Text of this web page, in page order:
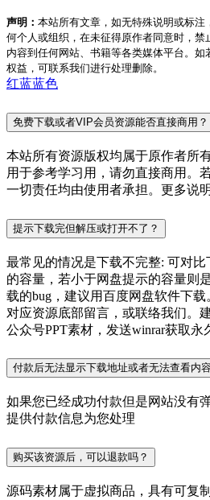
声明： 本站所有文章，如无特殊说明或标
何个人或组织，在未征得原作者同意时，
内容到任何网站、书籍等各类媒体平台。
权益，可联系我们进行处理删除。
红蓝蓝色
免费下载或者VIP会员资源能否直接商用？
本站所有资源版权均属于原作者所
用于参考学习用，请勿直接商用。
一切责任均由使用者承担。更多说
提示下载完但解压或打开不了？
最常见的情况是下载不完整: 可对
的容量，若小于网盘提示的容量则
载的bug，建议用百度网盘软件下
对应资源底部留言，或联络我们。
公众号PPT素材，发送winrar获取永
付款后无法显示下载地址或者无法查看内
如果您已经成功付款但是网站没有
提供付款信息为您处理
购买该资源后，可以退款吗？
源码素材属于虚拟商品，具有可复